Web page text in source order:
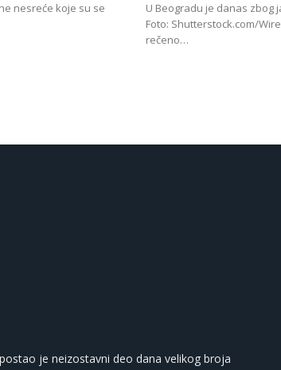
nesreće koje su se
U Beogradu je danas
Foto: Shutterstock.com/
rečeno…
je neizostavni deo dana velikog broja